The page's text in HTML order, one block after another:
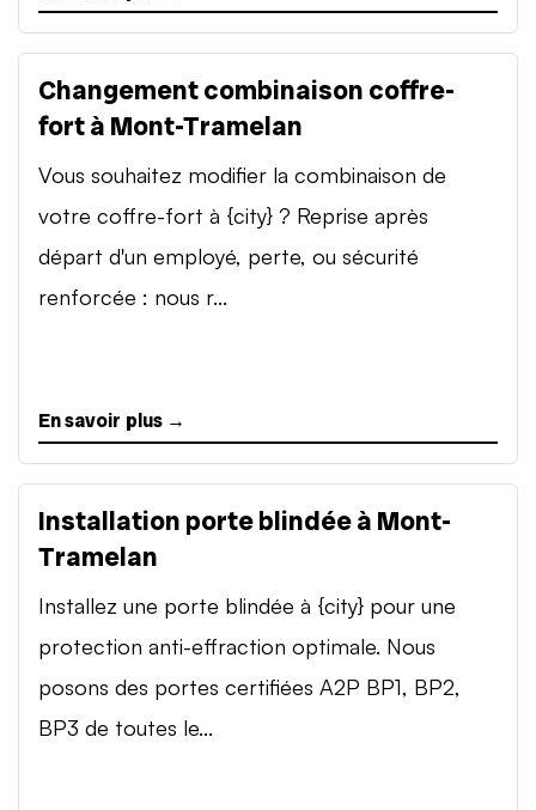
Changement combinaison coffre-
fort à Mont-Tramelan
Vous souhaitez modifier la combinaison de
votre coffre-fort à {city} ? Reprise après
départ d'un employé, perte, ou sécurité
renforcée : nous r...
En savoir plus →
Installation porte blindée à Mont-
Tramelan
Installez une porte blindée à {city} pour une
protection anti-effraction optimale. Nous
posons des portes certifiées A2P BP1, BP2,
BP3 de toutes le...